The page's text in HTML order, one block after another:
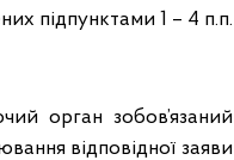
підпунктами 1 – 4 п.п.
орган зобов’язаний
відповідної заяви